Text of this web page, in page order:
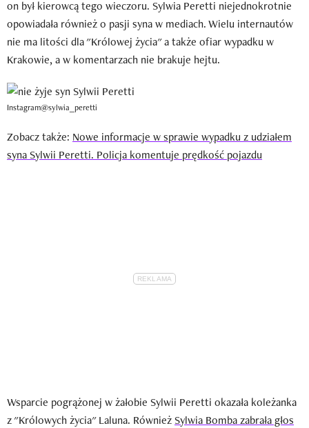
on był kierowcą tego wieczoru. Sylwia Peretti niejednokrotnie
opowiadała również o pasji syna w mediach. Wielu internautów
nie ma litości dla "Królowej życia" a także ofiar wypadku w
Krakowie, a w komentarzach nie brakuje hejtu.
Instagram@sylwia_peretti
Zobacz także: Nowe informacje w sprawie wypadku z udziałem
syna Sylwii Peretti. Policja komentuje prędkość pojazdu
Wsparcie pogrążonej w żałobie Sylwii Peretti okazała koleżanka
z "Królowych życia" Laluna. RównieżSylwia Bomba zabrała głos